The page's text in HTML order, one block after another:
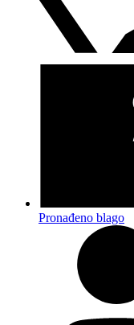
Pronađeno blago